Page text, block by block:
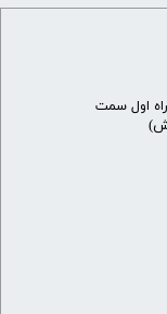
شهید محلاتی - کوچه 1 - چهارراه اول سمت